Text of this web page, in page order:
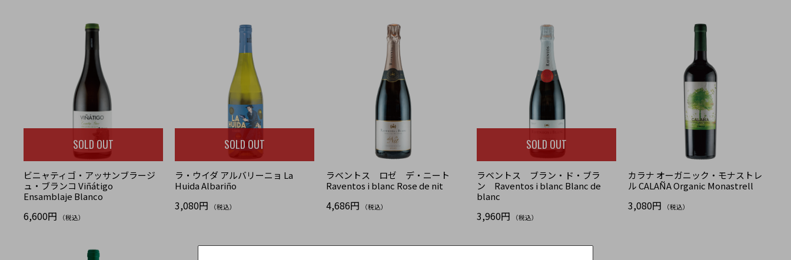
SOLD OUT
ビニャティゴ・アッサンブラージ
ュ・ブランコ Viñátigo
Ensamblaje Blanco
6,600円 （税込）
SOLD OUT
ラ・ウイダ アルバリーニョ La
Huida Albariño
3,080円 （税込）
ラベントス ロゼ デ・ニート
Raventos i blanc Rose de nit
4,686円 （税込）
SOLD OUT
ラベントス ブラン・ド・ブラ
ン Raventos i blanc Blanc de
blanc
3,960円 （税込）
カラナ オーガニック・モナストレ
ル CALAÑA Organic Monastrell
3,080円 （税込）